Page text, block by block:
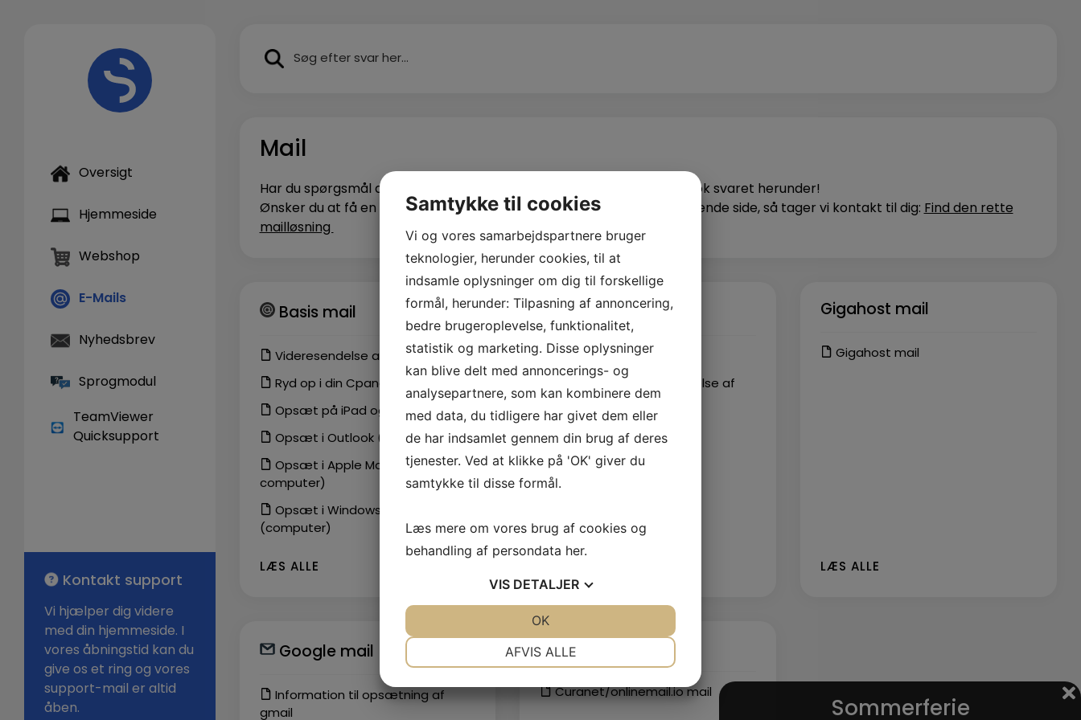
Oversigt
Hjemmeside
Webshop
E-Mails
Nyhedsbrev
Sprogmodul
TeamViewer
Quicksupport
Kontakt support
Vi hjælper dig videre
med din hjemmeside. I
vores åbningstid kan du
give os et ring og vores
support-mail er altid
åben.
Mail
Har du spørgsmål angående din e-mail og mail opsætning så har vi nok svaret herunder!
Ønsker du at få en mailløsning gennem os? Udfyld formularen på følgende side, så tager vi kontakt til dig: Find den rette
mailløsning
Basis mail
Videresendelse af mail
Ryd op i din Cpanel / Basis mail
Opsæt på iPad og iPhone
Opsæt i Outlook (computer)
Opsæt i Apple MacOS Mail (Mac
computer)
Opsæt i Windows mail
(computer)
LÆS ALLE
Fejlfinding
Opret ny profil i outlook
Problemer med afsendelse af
mails fra mobil
Gigahost mail
Gigahost mail
LÆS ALLE
Google mail
Information til opsætning af
gmail
Onlinemail.io
Curanet/onlinemail.io mail
Sommerferie
Samtykke til cookies
Vi og vores samarbejdspartnere bruger
teknologier, herunder cookies, til at
indsamle oplysninger om dig til forskellige
formål, herunder: Tilpasning af annoncering,
bedre brugeroplevelse, funktionalitet,
statistik og marketing. Disse oplysninger
kan blive delt med annoncerings- og
analysepartnere, som kan kombinere dem
med data, du tidligere har givet dem eller
de har indsamlet gennem din brug af deres
tjenester. Ved at klikke på 'OK' giver du
samtykke til disse formål.
Læs mere om vores brug af cookies og
behandling af persondata her.
VIS DETALJER
STATISTIK
AFVIS ALLE
OK